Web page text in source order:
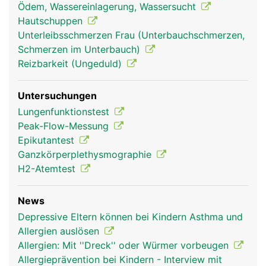
Ödem, Wassereinlagerung, Wassersucht
Hautschuppen
Unterleibsschmerzen Frau (Unterbauchschmerzen,
Schmerzen im Unterbauch)
Reizbarkeit (Ungeduld)
Untersuchungen
Lungenfunktionstest
Peak-Flow-Messung
Epikutantest
Ganzkörperplethysmographie
H2-Atemtest
News
Depressive Eltern können bei Kindern Asthma und
Allergien auslösen
Allergien: Mit ''Dreck'' oder Würmer vorbeugen
Allergieprävention bei Kindern - Interview mit